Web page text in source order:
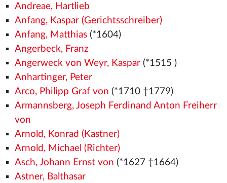
Andreae, Hartlieb
Anfang, Kaspar (Gerichtsschreiber)
Anfang, Matthias(*1604)
Angerbeck, Franz
Angerweck von Weyr, Kaspar(*1515 )
Anhartinger, Peter
Arco, Philipp Graf von (*1710 †1779)
Armannsberg, Joseph Ferdinand Anton Freiherr
von
Arnold, Konrad (Kastner)
Arnold, Michael (Richter)
Asch, Johann Ernst von (*1627 †1664)
Astner, Balthasar